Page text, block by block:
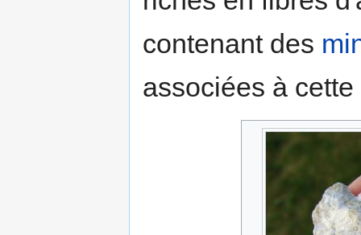
contenant des
associées à